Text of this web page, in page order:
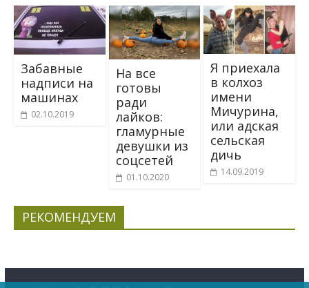
Забавные
надписи на
машинах
02.10.2019
На все
готовы
ради
лайков:
гламурные
девушки из
соцсетей
01.10.2020
Я приехала
в колхоз
имени
Мичурина,
или адская
сельская
дичь
14.09.2019
РЕКОМЕНДУЕМ